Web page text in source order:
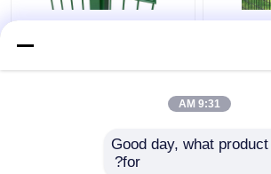
سياج سلك مزدوج بعرض
9:31 AM
Good day, what
for?